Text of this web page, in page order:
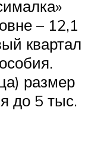
– 12,1
квартал
размер
до 5 тыс.